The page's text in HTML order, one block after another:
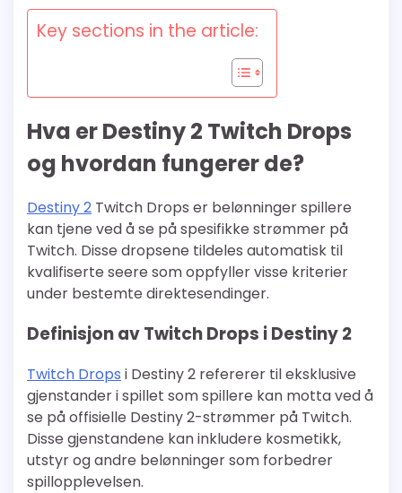
Key sections in the article:
Hva er Destiny 2 Twitch Drops
og hvordan fungerer de?
Destiny 2 Twitch Drops er belønninger spillere
kan tjene ved å se på spesifikke strømmer på
Twitch. Disse dropsene tildeles automatisk til
kvalifiserte seere som oppfyller visse kriterier
under bestemte direktesendinger.
Definisjon av Twitch Drops i Destiny 2
Twitch Drops i Destiny 2 refererer til eksklusive
gjenstander i spillet som spillere kan motta ved å
se på offisielle Destiny 2-strømmer på Twitch.
Disse gjenstandene kan inkludere kosmetikk,
utstyr og andre belønninger som forbedrer
spillopplevelsen.